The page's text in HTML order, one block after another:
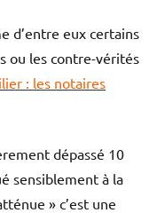
d’entre eux certains
ou les contre-vérités
: les notaires
dépassé 10
sensiblement à la
» c’est une